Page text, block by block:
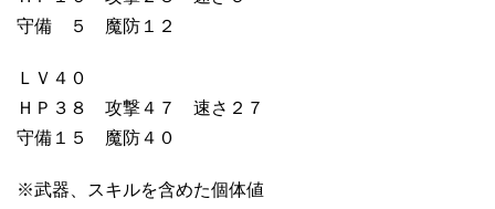
守備 ５ 魔防１２
ＬＶ４０
ＨＰ３８ 攻撃４７ 速さ２７
守備１５ 魔防４０
※武器、スキルを含めた個体値